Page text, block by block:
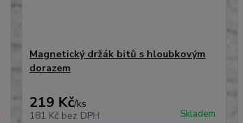
Magnetický držák bitů s hloubkovým
dorazem
219 Kč/ks
181 Kč bez DPH Skladem